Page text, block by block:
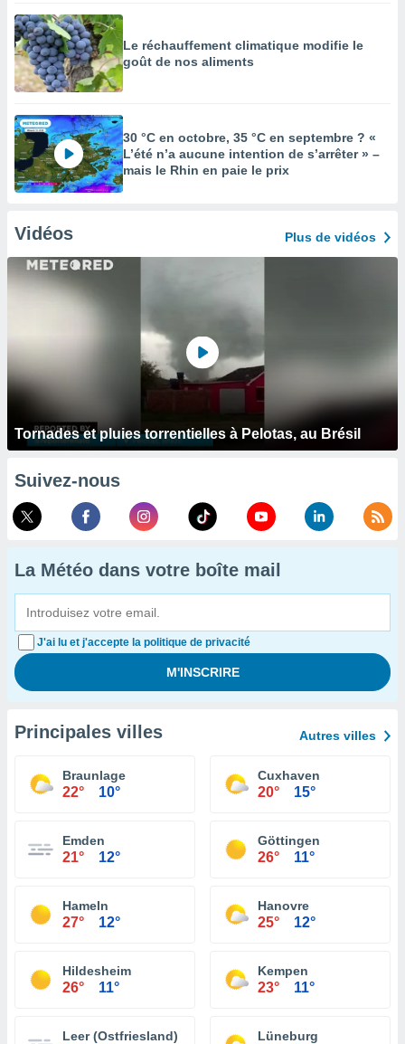
Le réchauffement climatique modifie le
goût de nos aliments
30 °C en octobre, 35 °C en septembre ? «
L’été n’a aucune intention de s’arrêter » –
mais le Rhin en paie le prix
Vidéos Plus de vidéos
Tornades et pluies torrentielles à Pelotas, au Brésil
Suivez-nous
La Météo dans votre boîte mail
J'ai lu et j'accepte la politique de privacité
Principales villes Autres villes
Braunlage
22° 10°
Cuxhaven
20° 15°
Emden
21° 12°
Göttingen
26° 11°
Hameln
27° 12°
Hanovre
25° 12°
Hildesheim
26° 11°
Kempen
23° 11°
Leer (Ostfriesland) Lüneburg